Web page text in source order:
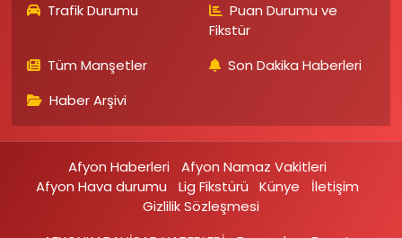
Trafik Durumu
Puan Durumu ve
Fikstür
Tüm Manşetler
Son Dakika Haberleri
Haber Arşivi
Afyon Haberleri
Afyon Namaz Vakitleri
Afyon Hava durumu
Lig Fikstürü Künye
İletişim
Gizlilik Sözleşmesi